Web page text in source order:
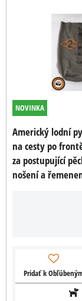
NOVINKA
Americký lodní
na cesty po
za postupující
nošení a
Pridať k